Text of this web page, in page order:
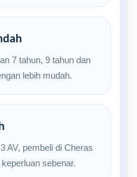
7 tahun, 9 tahun dan
lebih mudah.
AV, pembeli di Cheras
sebenar.